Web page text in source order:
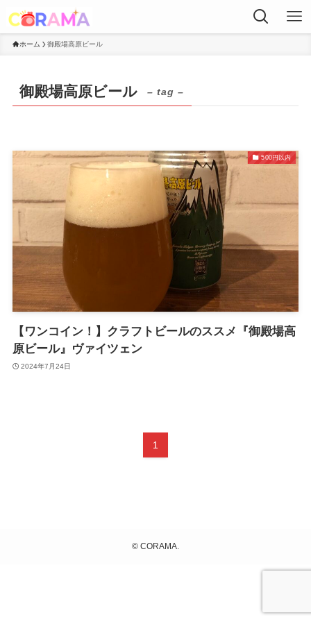
ホーム 御殿場高原ビール
御殿場高原ビール – tag –
500円以内
【ワンコイン！】クラフトビールのススメ『御殿場高
原ビール』ヴァイツェン
2024年7月24日
1
© CORAMA.